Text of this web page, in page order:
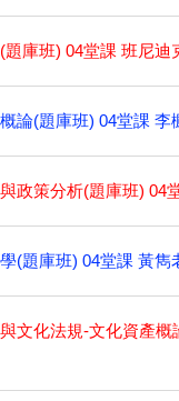
庫班) 04堂課 班尼
論(題庫班) 04堂課
政策分析(題庫班) 04
(題庫班) 04堂課 黃
文化法規-文化資產